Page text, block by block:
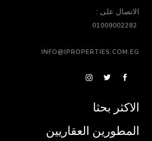
الاتصال على :
INFO@IPROPERTIES.COM.EG
الاكثر بحثا
المطورين العقاريين